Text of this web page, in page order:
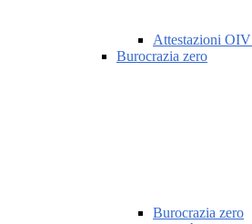
Attestazioni OIV
Burocrazia zero
Burocrazia zero